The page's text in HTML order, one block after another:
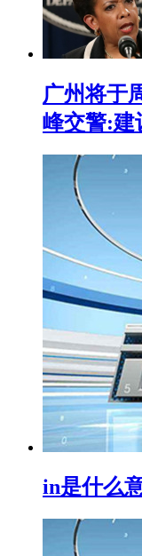
广州将于
峰交警:建
in是什么